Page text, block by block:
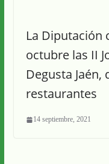
La Diputación
octubre las II
Degusta
restaurantes
14 septiembre, 2021